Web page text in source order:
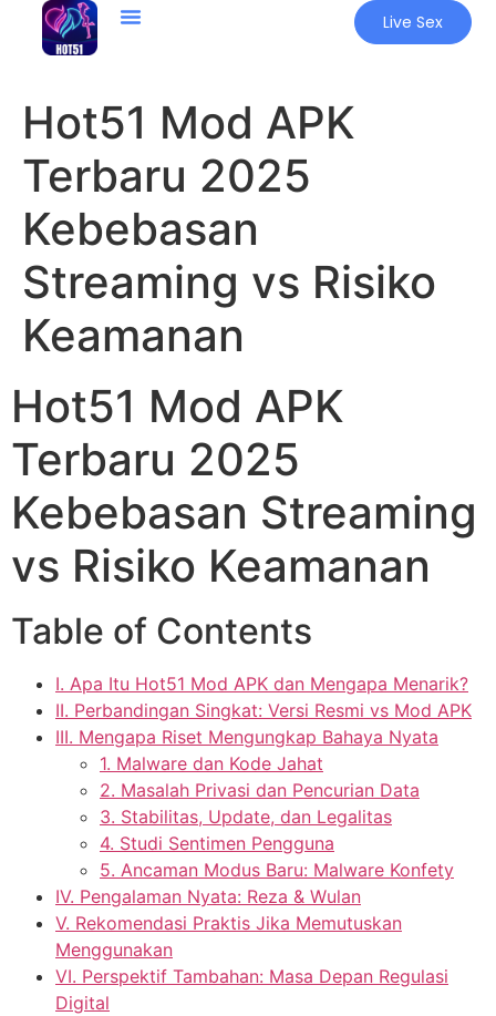
Live Sex
Hot51 Mod APK
Terbaru 2025
Kebebasan
Streaming vs Risiko
Keamanan
Hot51 Mod APK
Terbaru 2025
Kebebasan Streaming
vs Risiko Keamanan
Table of Contents
I. Apa Itu Hot51 Mod APK dan Mengapa Menarik?
II. Perbandingan Singkat: Versi Resmi vs Mod APK
III. Mengapa Riset Mengungkap Bahaya Nyata
1. Malware dan Kode Jahat
2. Masalah Privasi dan Pencurian Data
3. Stabilitas, Update, dan Legalitas
4. Studi Sentimen Pengguna
5. Ancaman Modus Baru: Malware Konfety
IV. Pengalaman Nyata: Reza & Wulan
V. Rekomendasi Praktis Jika Memutuskan
Menggunakan
VI. Perspektif Tambahan: Masa Depan Regulasi
Digital